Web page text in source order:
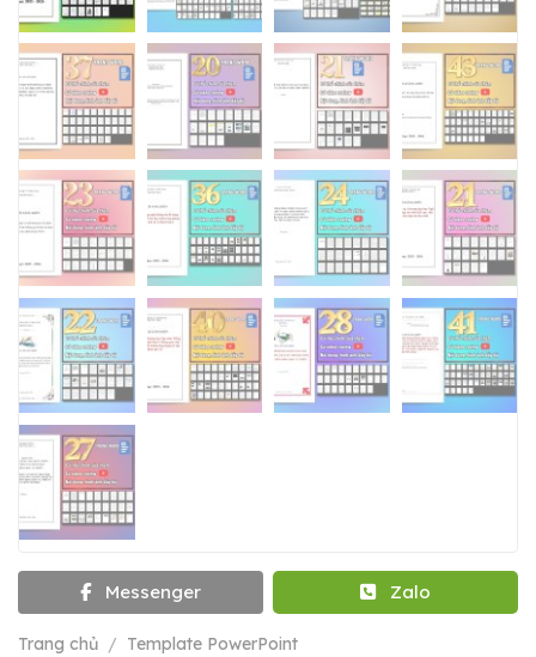
Messenger Zalo
Trang chủ / Template PowerPoint